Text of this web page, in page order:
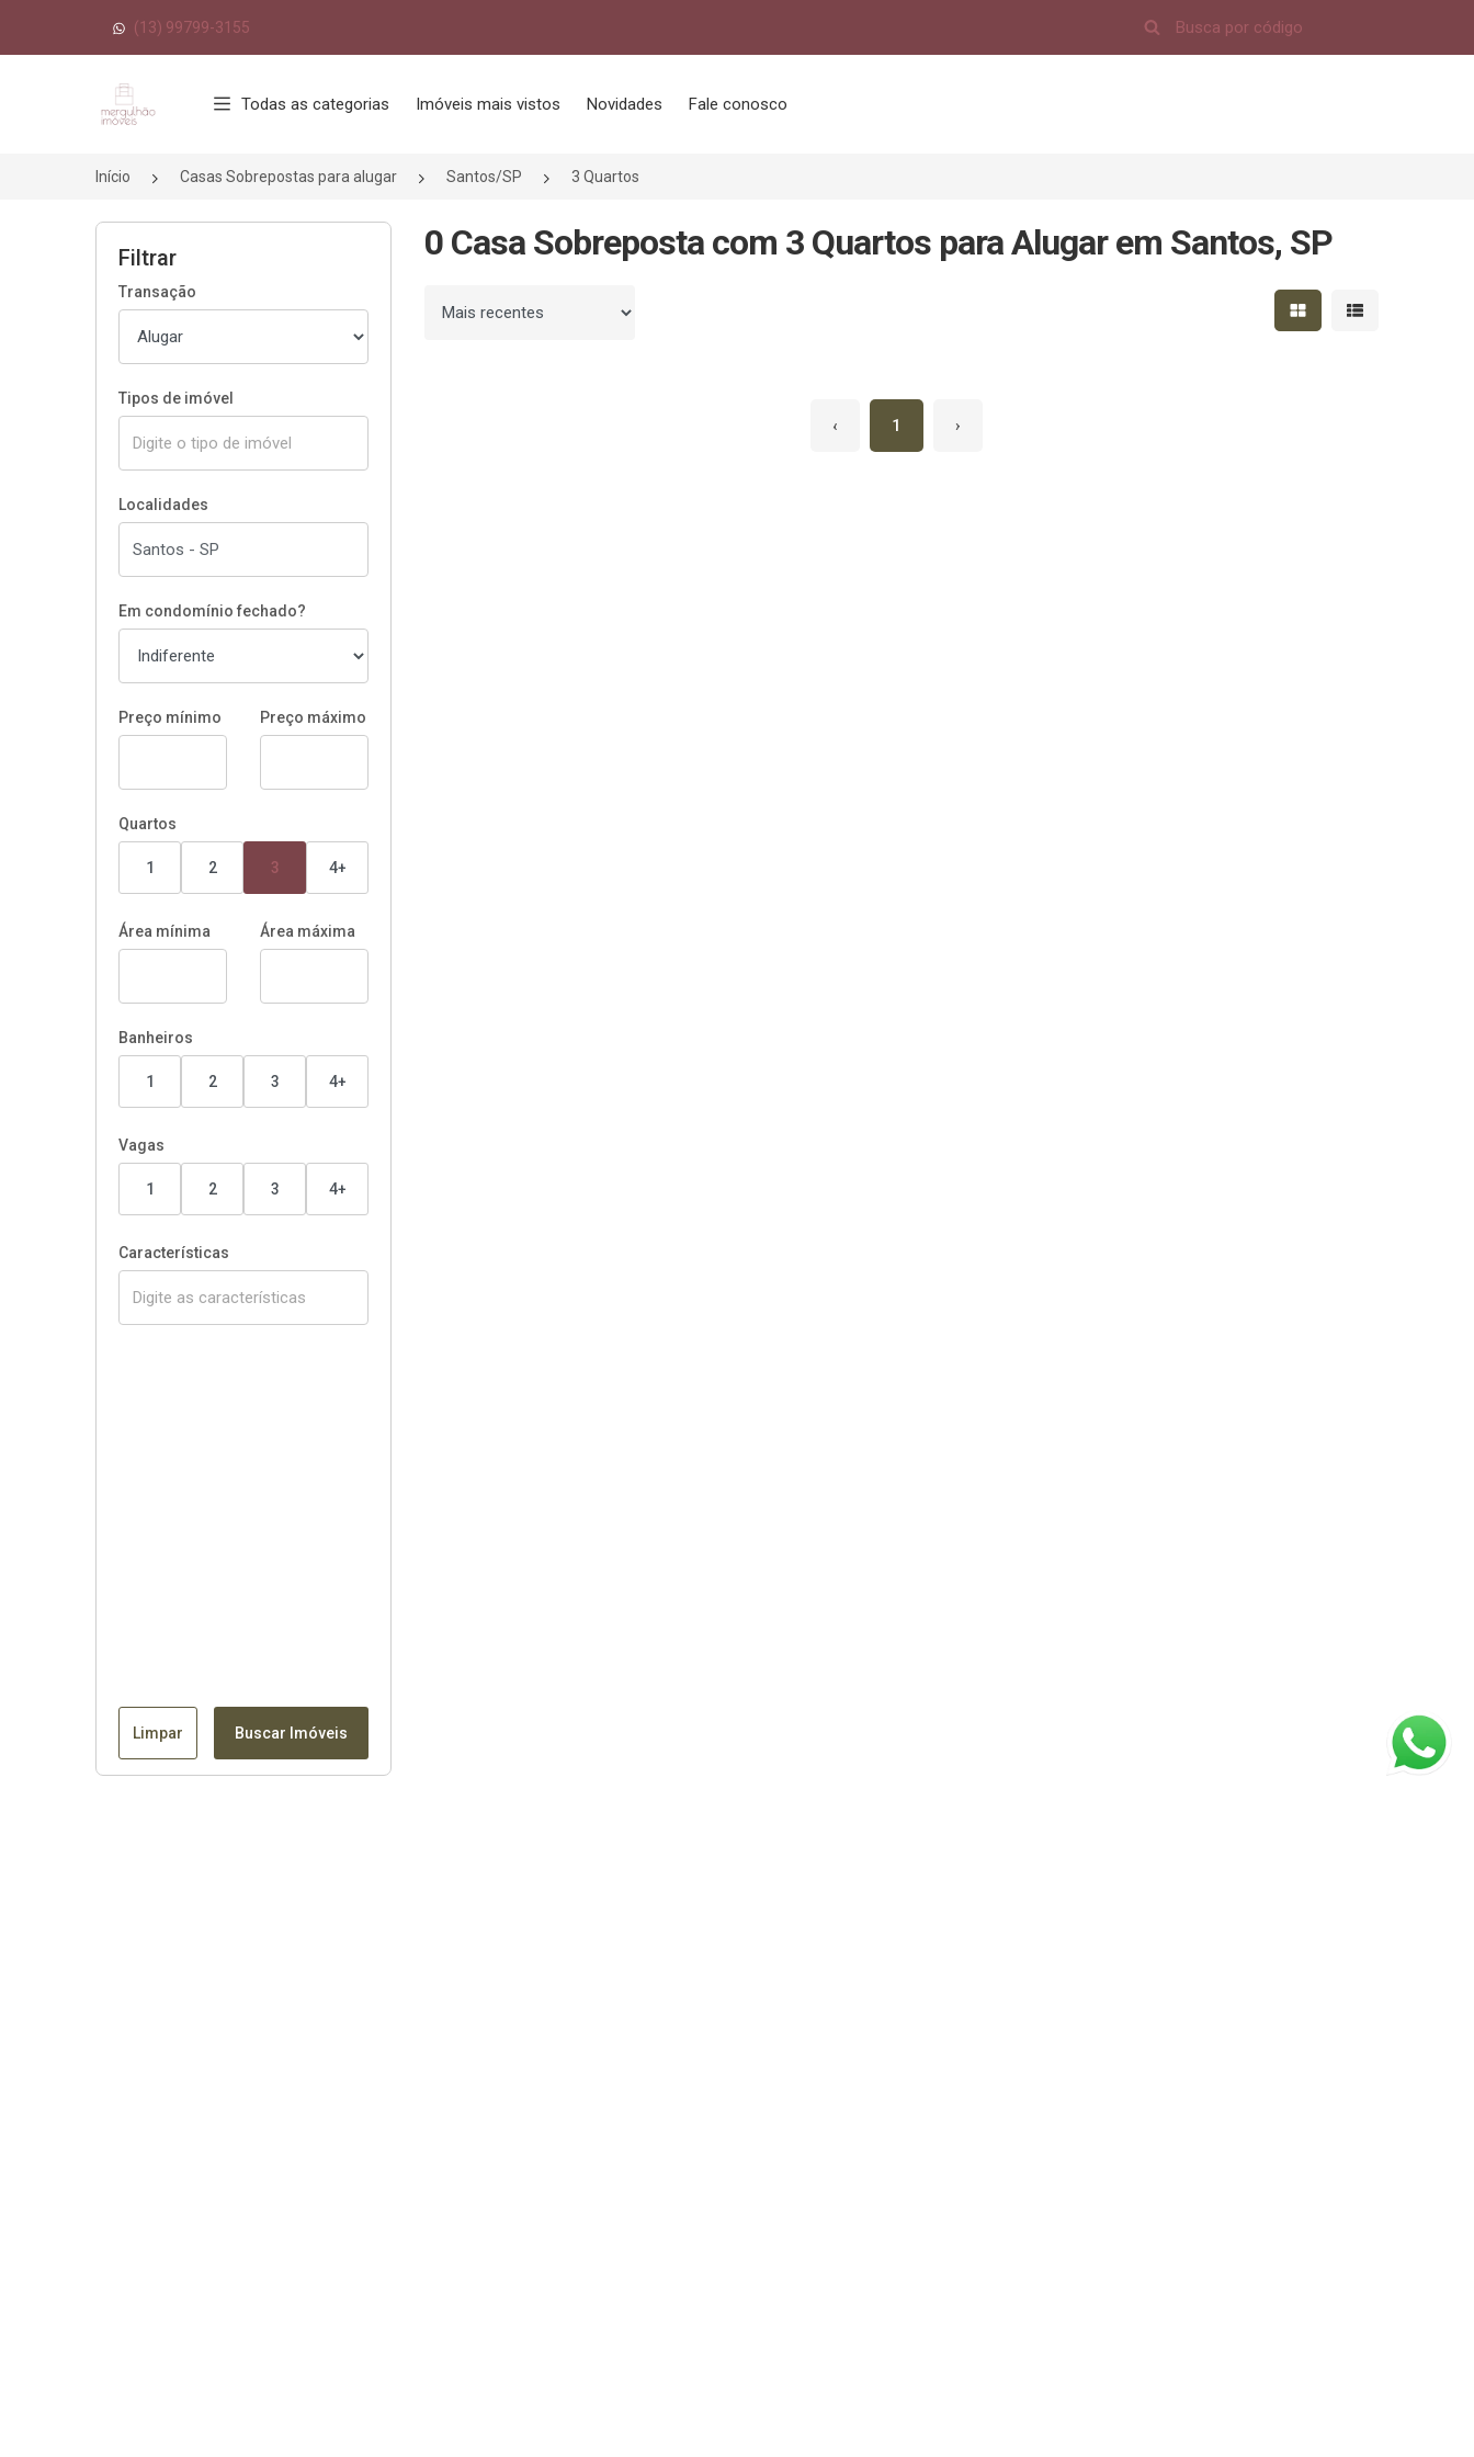
(13) 99799-3155
Página inicial
Todas as categorias Imóveis mais vistos Novidades Fale conosco
Início Casas Sobrepostas para alugar Santos/SP 3 Quartos
Filtrar
Transação
Tipos de imóvel
Localidades
Em condomínio fechado?
Preço mínimo Preço máximo
Quartos
1 2 3 4+
Área mínima Área máxima
Banheiros
1 2 3 4+
Vagas
1 2 3 4+
Características
Limpar Buscar Imóveis
0 Casa Sobreposta com 3 Quartos para Alugar em Santos, SP
Ordenar por Mostrar resultados em
Mostrar
‹ 1 ›